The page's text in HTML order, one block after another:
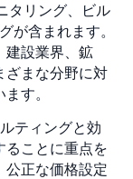
タリング、ビル
が含まれます。
建設業界、鉱
ざまな分野に対
す。
ティングと効
ることに重点を
公正な価格設定